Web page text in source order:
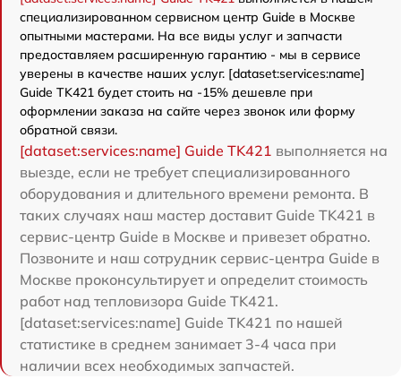
специализированном сервисном центр Guide в Москве
опытными мастерами. На все виды услуг и запчасти
предоставляем расширенную гарантию - мы в сервисе
уверены в качестве наших услуг. [dataset:services:name]
Guide TK421 будет стоить на -15% дешевле при
оформлении заказа на сайте через звонок или форму
обратной связи.
[dataset:services:name] Guide TK421 выполняется на
выезде, если не требует специализированного
оборудования и длительного времени ремонта. В
таких случаях наш мастер доставит Guide TK421 в
сервис-центр Guide в Москве и привезет обратно.
Позвоните и наш сотрудник сервис-центра Guide в
Москве проконсультирует и определит стоимость
работ над тепловизора Guide TK421.
[dataset:services:name] Guide TK421 по нашей
статистике в среднем занимает 3-4 часа при
наличии всех необходимых запчастей.